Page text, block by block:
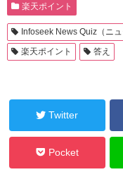
楽天ポイント
Infoseek News Quiz（ニュ
楽天ポイント
答え
Twitter
Pocket